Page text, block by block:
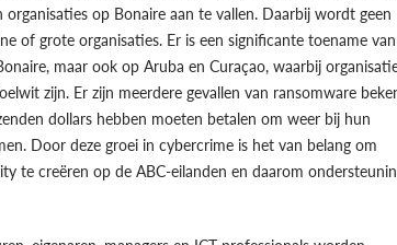
op Bonaire aan te vallen. Daarbij wordt geen
of grote organisaties. Er is een significante toename van
maar ook op Aruba en Curaçao, waarbij
zijn. Er zijn meerdere gevallen van ransomware
dollars hebben moeten betalen om weer bij hun
Door deze groei in cybercrime is het van belang om
te creëren op de ABC-eilanden en daarom